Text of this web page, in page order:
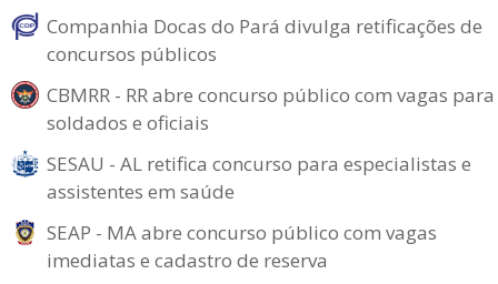
Companhia Docas do Pará divulga retificações de
concursos públicos
CBMRR - RR abre concurso público com vagas para
soldados e oficiais
SESAU - AL retifica concurso para especialistas e
assistentes em saúde
SEAP - MA abre concurso público com vagas
imediatas e cadastro de reserva